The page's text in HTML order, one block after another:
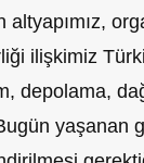
altyapımız,
ilişkimiz
depolama,
yaşanan